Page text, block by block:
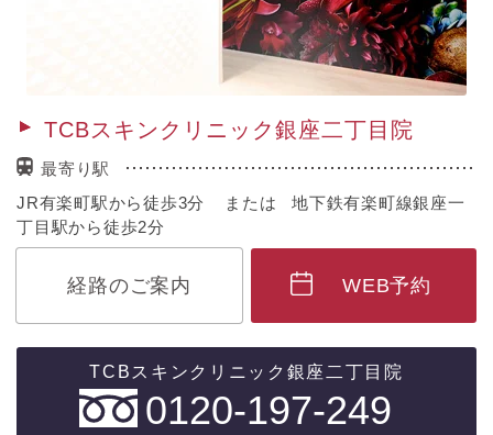
TCBスキンクリニック銀座二丁目院
最寄り駅
JR有楽町駅から徒歩3分 または 地下鉄有楽町線銀座一
丁目駅から徒歩2分
経路のご案内 WEB予約
0120-197-249